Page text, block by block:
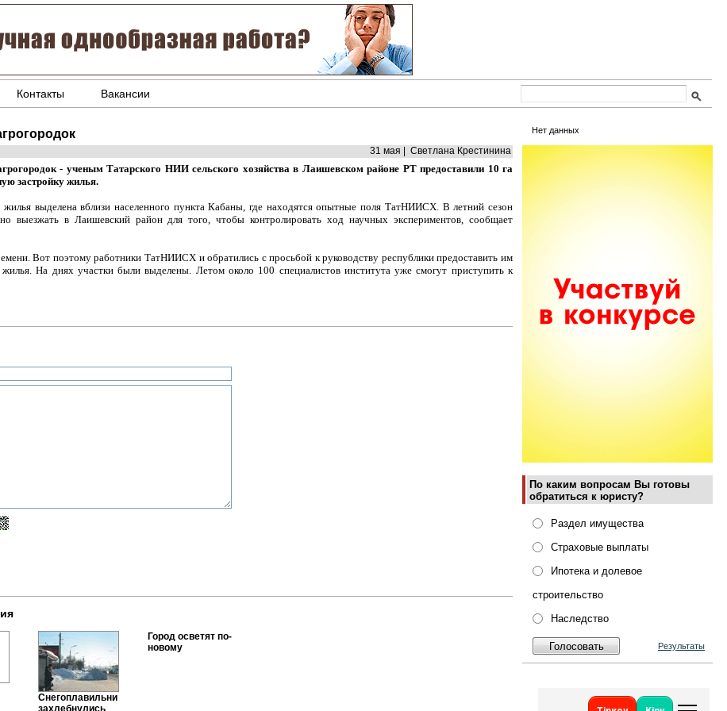
Контакты Вакансии
Нет данных
По каким вопросам Вы готовы
обратиться к юристу?
Раздел имущества
Страховые выплаты
Ипотека и долевое
строительство
Наследство
Результаты
31 мая | Светлана Крестинина
- ученым Татарского НИИ сельского хозяйства в Лаишевском районе РТ предоставили 10 га
застройку жилья.
жилья выделена вблизи населенного пункта Кабаны, где находятся опытные поля ТатНИИСХ. В летний сезон
выезжать в Лаишевский район для того, чтобы контролировать ход научных экспериментов, сообщает
Вот поэтому работники ТатНИИСХ и обратились с просьбой к руководству республики предоставить им
На днях участки были выделены. Летом около 100 специалистов института уже смогут приступить к
Снегоплавильни
захлебнулись
Город осветят по-
новому